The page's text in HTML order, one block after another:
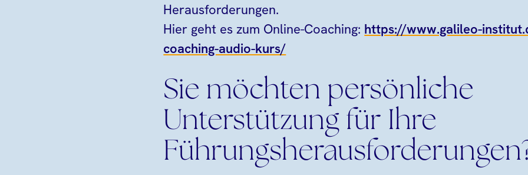
Herausforderungen.
Hier geht es zum Online-Coaching: https://www.galileo-
coaching-audio-kurs/
Sie möchten persönliche
Unterstützung für Ihre